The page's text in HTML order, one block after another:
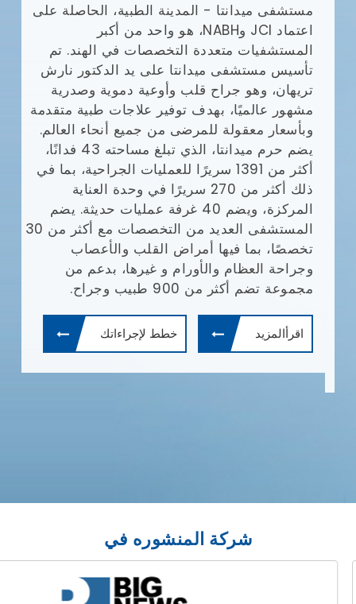
مستشفى ميدانتا - المدينة الطبية، الحاصلة على
اعتماد JCI وNABH، هو واحد من أكبر
المستشفيات متعددة التخصصات في الهند. تم
تأسيس مستشفى ميدانتا على يد الدكتور نارش
تريهان، وهو جراح قلب وأوعية دموية وصدرية
مشهور عالميًا، بهدف توفير علاجات طبية متقدمة
وبأسعار معقولة للمرضى من جميع أنحاء العالم.
يضم حرم ميدانتا، الذي تبلغ مساحته 43 فدانًا،
أكثر من 1391 سريرًا للعمليات الجراحية، بما في
ذلك أكثر من 270 سريرًا في وحدة العناية
المركزة، ويضم 40 غرفة عمليات حديثة. يضم
المستشفى العديد من التخصصات مع أكثر من 30
تخصصًا، بما فيها أمراض القلب والأعصاب
وجراحة العظام والأورام و غيرها، بدعم من
مجموعة تضم أكثر من 900 طبيب وجراح.
اقرأالمزيد خطط لإجراءاتك
شركة المنشوره في